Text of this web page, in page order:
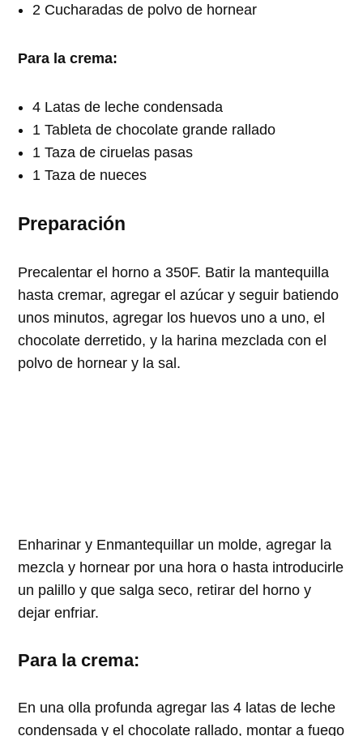
2 Cucharadas de polvo de hornear
Para la crema:
4 Latas de leche condensada
1 Tableta de chocolate grande rallado
1 Taza de ciruelas pasas
1 Taza de nueces
Preparación
Precalentar el horno a 350F. Batir la mantequilla
hasta cremar, agregar el azúcar y seguir batiendo
unos minutos, agregar los huevos uno a uno, el
chocolate derretido, y la harina mezclada con el
polvo de hornear y la sal.
Enharinar y Enmantequillar un molde, agregar la
mezcla y hornear por una hora o hasta introducirle
un palillo y que salga seco, retirar del horno y
dejar enfriar.
Para la crema:
En una olla profunda agregar las 4 latas de leche
condensada y el chocolate rallado, montar a fuego